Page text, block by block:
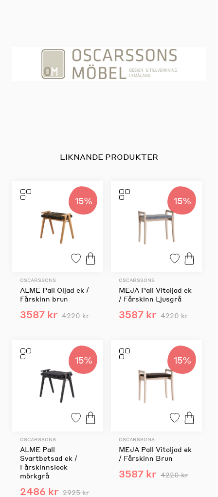
LIKNANDE PRODUKTER
15%
OSCARSSONS
ALME Pall Oljad ek /
Fårskinn brun
3587 kr 4220 kr
15%
OSCARSSONS
MEJA Pall Vitoljad ek
/ Fårskinn Ljusgrå
3587 kr 4220 kr
15%
OSCARSSONS
ALME Pall
Svartbetsad ek /
Fårskinnslook
mörkgrå
2486 kr 2925 kr
15%
OSCARSSONS
MEJA Pall Vitoljad ek
/ Fårskinn Brun
3587 kr 4220 kr